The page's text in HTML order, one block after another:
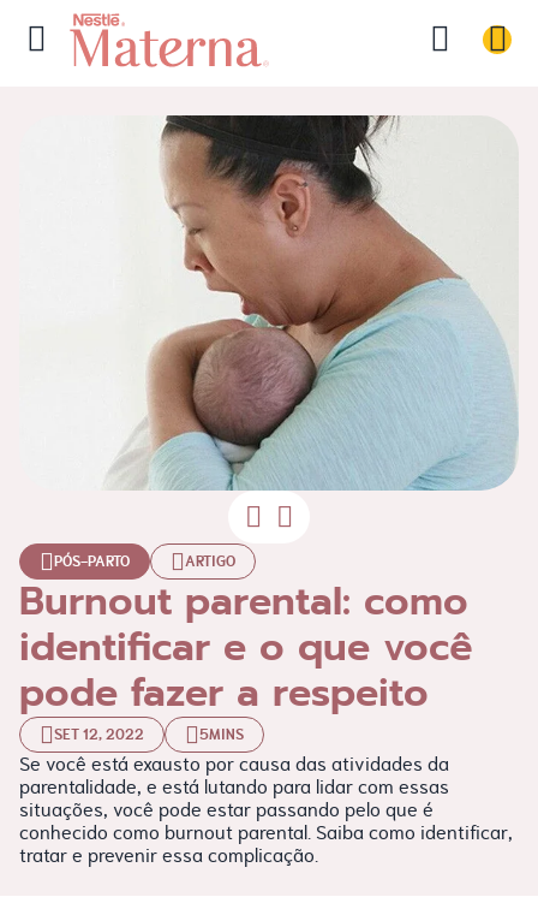
PÓS-PARTO ARTIGO
Burnout parental: como
identificar e o que você
pode fazer a respeito
SET 12, 2022 5MINS
Se você está exausto por causa das atividades da
parentalidade, e está lutando para lidar com essas
situações, você pode estar passando pelo que é
conhecido como burnout parental. Saiba como identificar,
tratar e prevenir essa complicação.